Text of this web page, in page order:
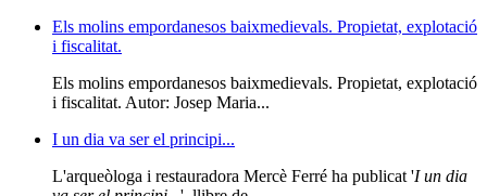
Els molins empordanesos baixmedievals. Propietat, explotació
i fiscalitat.
Els molins empordanesos baixmedievals. Propietat, explotació
i fiscalitat. Autor: Josep Maria...
I un dia va ser el principi...
L'arqueòloga i restauradora Mercè Ferré ha publicat 'I un dia